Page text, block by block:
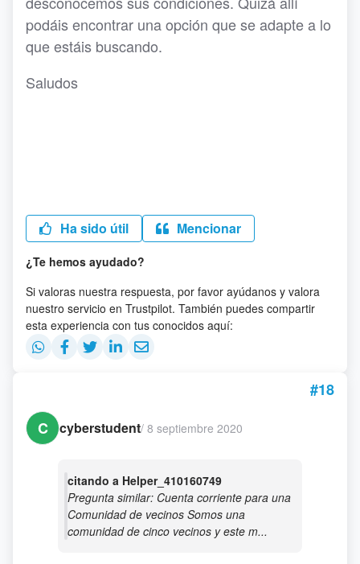
podáis encontrar una opción que se adapte a lo
que estáis buscando.
Saludos
Ha sido útil Mencionar
¿Te hemos ayudado?
Si valoras nuestra respuesta, por favor ayúdanos y valora
nuestro servicio en Trustpilot. También puedes compartir
esta experiencia con tus conocidos aquí:
#18
C
cyberstudent/ 8 septiembre 2020
citando a Helper_410160749
Pregunta similar: Cuenta corriente para una
Comunidad de vecinos Somos una
comunidad de cinco vecinos y este m...